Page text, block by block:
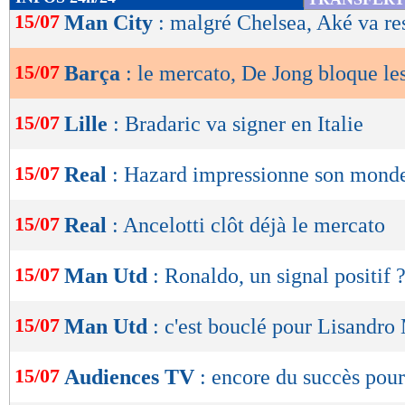
de
OK
15/07 Man City : malgré Chelsea, Aké va
15/07 Barça : le mercato, De Jong bloque
15/07 Lille : Bradaric va signer en Italie
15/07 Real : Hazard impressionne son
15/07 Real : Ancelotti clôt déjà le mercato
15/07 Man Utd : Ronaldo, un signal positif ?
15/07 Man Utd : c'est bouclé pour Lisandro
15/07 Audiences TV : encore du succès